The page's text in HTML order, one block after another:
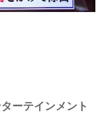
ーテインメント